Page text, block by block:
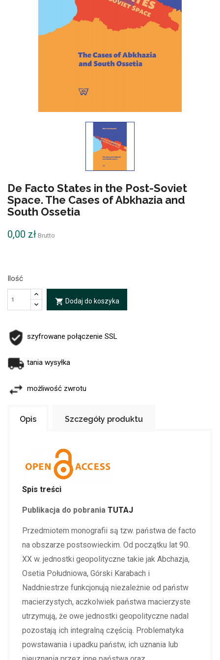
De Facto States in the Post-Soviet
Space. The Cases of Abkhazia and
South Ossetia
0,00 zł Brutto
Ilość
local_grocery_store Dodaj do koszyka
szyfrowane połączenie SSL
tania wysyłka
możliwość zwrotu
Opis Szczegóły produktu
Spis treści
Publikacja do pobrania TUTAJ
Przedmiotem monografii są tzw. państwa de facto
na obszarze postsowieckim. Od początku lat 90.
XX w. jednostki geopolityczne takie jak Abchazja,
Osetia Południowa, Górski Karabach i
Naddniestrze funkcjonują niezależnie od państw
macierzystych, aczkolwiek państwa macierzyste
utrzymują, że owe jednostki geopolityczne nadal
pozostają ich integralną częścią. Problematyka
powstawania i upadku państw, ich uznania lub